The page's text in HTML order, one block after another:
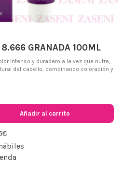
8.666 GRANADA 100ML
intenso y duradero a la vez que nutre,
del cabello, combinando coloración y
Añadir al carrito